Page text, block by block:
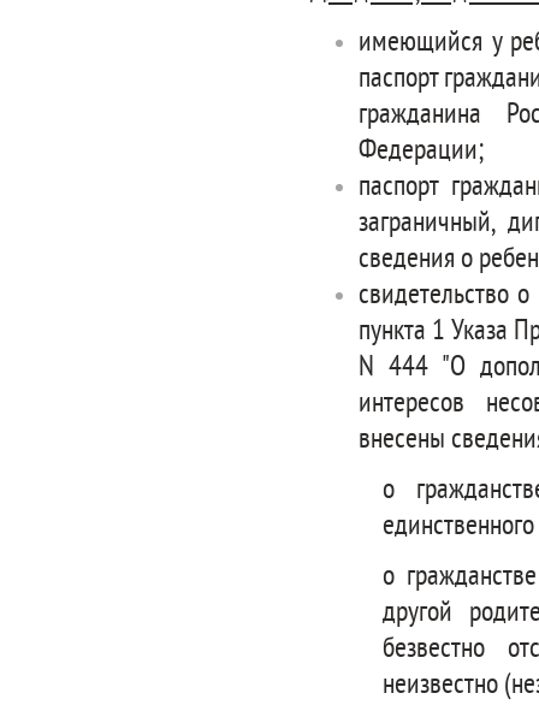
имеющийся у
паспорт
гражданина
Федерации;
паспорт
заграничный,
сведения о
свидетельство
пункта 1 Указа
N 444 "О
интересов
внесены
о
о
другой
безвестно
неизвестно